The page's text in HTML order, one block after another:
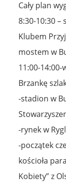
Cały plan
8:30-10:30 –
Klubem
mostem w
11:00-
Brzankę
-stadion w
-rynek w
-początek
kościoła
Kobiety” z